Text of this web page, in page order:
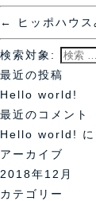
← ヒッポハウス
検索対象:
最近の投稿
Hello world!
最近のコメント
Hello world!
に
アーカイブ
2018年12月
カテゴリー